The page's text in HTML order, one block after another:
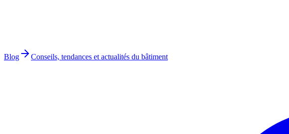
Blog Conseils, tendances et actualités du bâtiment